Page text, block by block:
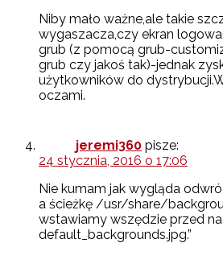
Niby mało ważne,ale takie
wygaszacza,czy ekran
grub (z pomocą grub-
grub czy jakoś tak)-jednak
użytkowników do
oczami.
jeremi360 pisze:
24 stycznia, 2016 o 17:06
Nie kumam jak wygląda
a ścieżkę /usr/share/
wstawiamy wszędzie przed
default_backgrounds.jpg.”